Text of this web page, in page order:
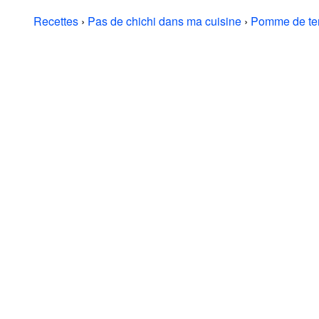
Recettes › Pas de chichi dans ma cuisine › Pomme de